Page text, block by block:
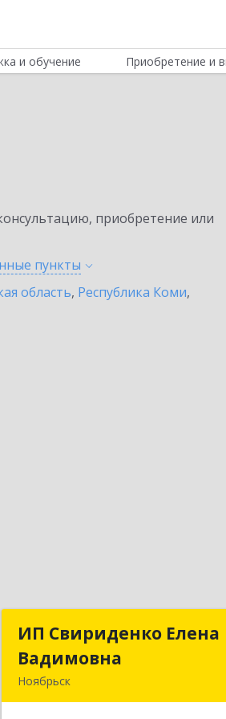
и обучение Приобретение и
приобретение или
пункты
область, Республика Коми,
ИП Свириденко Елена
Вадимовна
Ноябрьск
ИП Свириденко